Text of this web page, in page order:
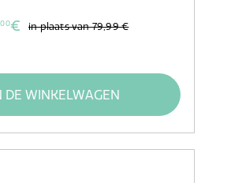
00€ in plaats van79,99 €
DE WINKELWAGEN